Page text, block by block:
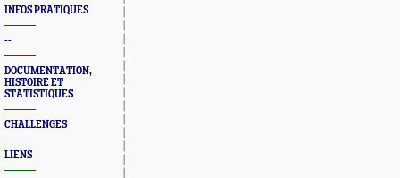
INFOS PRATIQUES
--
DOCUMENTATION,
HISTOIRE ET
STATISTIQUES
CHALLENGES
LIENS